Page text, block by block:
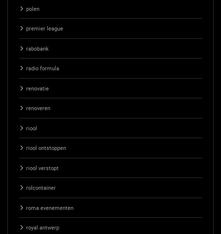
polen
premier league
rabobank
radio formula
renovatie
renoveren
riool
riool ontstoppen
riool verstopt
rolcontainer
roma evenementen
royal antwerp